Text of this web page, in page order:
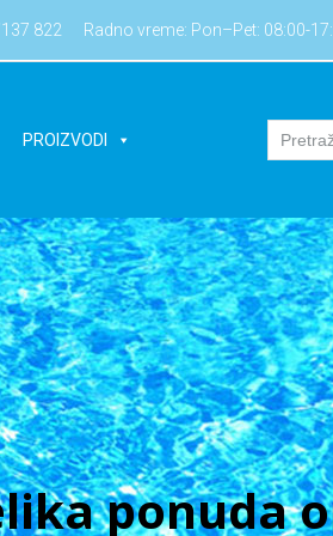
822 Radno vreme: Pon–Pet: 08:00-
PROIZVODI
ponuda